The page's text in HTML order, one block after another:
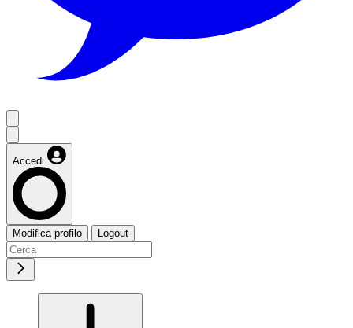
Accedi
Modifica profilo Logout